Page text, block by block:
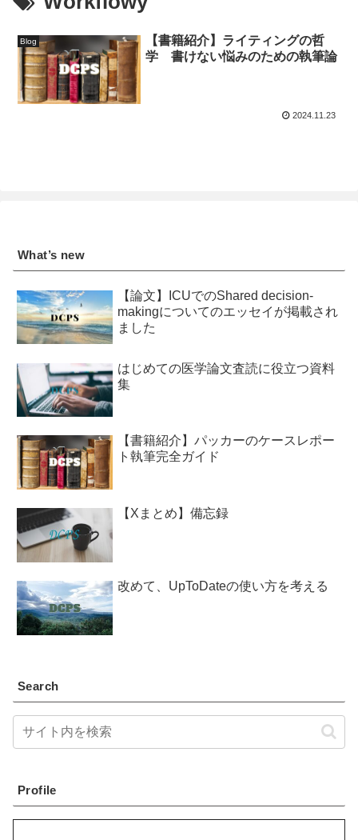
Blog
【書籍紹介】ライティングの哲
学 書けない悩みのための執筆論
2024.11.23
What’s new
【論文】ICUでのShared decision-
makingについてのエッセイが掲載され
ました
はじめての医学論文査読に役立つ資料
集
【書籍紹介】パッカーのケースレポー
ト執筆完全ガイド
【Xまとめ】備忘録
改めて、UpToDateの使い方を考える
Search
Profile